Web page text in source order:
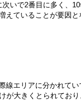
いで2番目に多く、10
ていることが要因
エリアに分かれて
が大きくとられてお